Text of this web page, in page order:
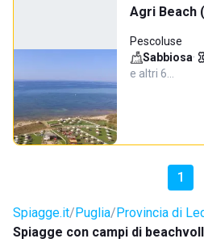
Agri Beach
Pescoluse
Sabbiosa·
e altri 6…
1
Spiagge.it Puglia Provincia di
Spiagge con campi di